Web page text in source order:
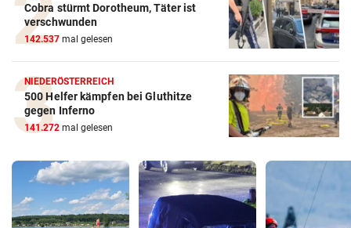
Cobra stürmt Dorotheum, Täter ist
verschwunden
142.537 mal gelesen
NIEDERÖSTERREICH
500 Helfer kämpfen bei Gluthitze
gegen Inferno
141.272 mal gelesen